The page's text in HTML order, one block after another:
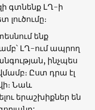
գտնենք ԼՂ-ի
ենք
ԼՂ-ում ապրող
ինչպես
Ըստ դրա էլ
Նաև
երաշխիքներ են